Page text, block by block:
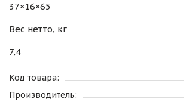
37×16×65
Вес нетто, кг
7,4
Код товара:
Производитель: